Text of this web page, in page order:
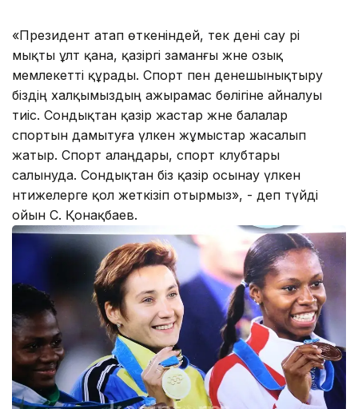
«Президент атап өткеніндей, тек дені сау әрі
мықты ұлт қана, қазіргі заманғы және озық
мемлекетті құрады. Спорт пен денешынықтыру
біздің халқымыздың ажырамас бөлігіне айналуы
тиіс. Сондықтан қазір жастар және балалар
спортын дамытуға үлкен жұмыстар жасалып
жатыр. Спорт алаңдары, спорт клубтары
салынуда. Сондықтан біз қазір осынау үлкен
нәтижелерге қол жеткізіп отырмыз», - деп түйді
ойын С. Қонақбаев.